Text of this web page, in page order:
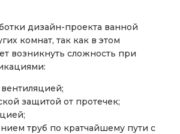
дизайн-проекта ванной
комнат, так как в этом
возникнуть сложность при
защитой от протечек;
труб по кратчайшему пути с